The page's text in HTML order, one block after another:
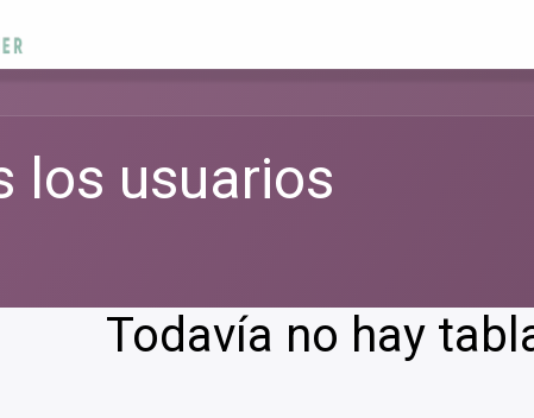
los usuarios
Todavía no hay